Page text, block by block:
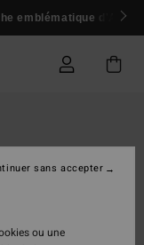
emblématique d'Andy
ou une
sans accepter